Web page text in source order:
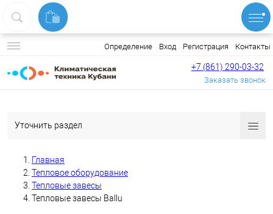
Определение Вход Регистрация Контакты
+7 (861) 290-03-32
Заказать звонок
Уточнить раздел
Главная
Тепловое оборудование
Тепловые завесы
Тепловые завесы Ballu